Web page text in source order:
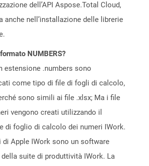
dell’API Aspose.Total Cloud,
anche nell’installazione delle librerie
NUMBERS?
estensione .numbers sono
come tipo di file di fogli di calcolo,
sono simili ai file .xlsx; Ma i file
vengono creati utilizzando il
di foglio di calcolo dei numeri IWork.
di Apple IWork sono un software
suite di produttività IWork. La